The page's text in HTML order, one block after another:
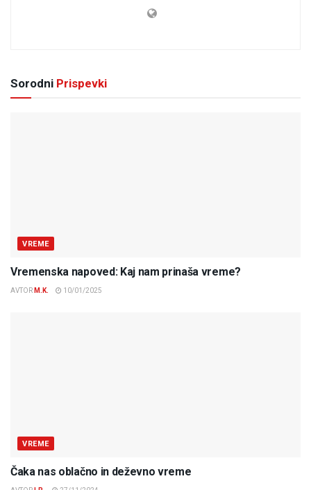
Sorodni Prispevki
VREME
Vremenska napoved: Kaj nam prinaša vreme?
AVTOR M.K. 10/01/2025
VREME
Čaka nas oblačno in deževno vreme